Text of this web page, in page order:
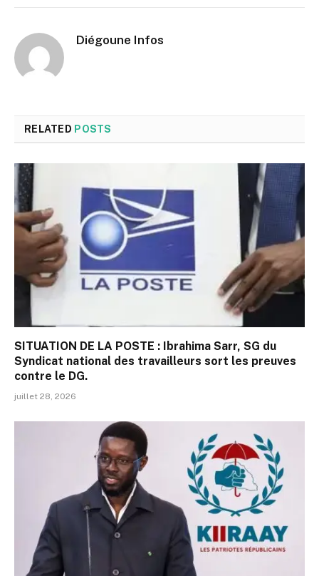
Diégoune Infos
RELATED POSTS
SITUATION DE LA POSTE : Ibrahima Sarr, SG du
Syndicat national des travailleurs sort les preuves
contre le DG.
juillet 28, 2026